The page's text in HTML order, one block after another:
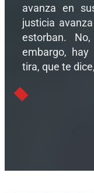
avanza en
justicia
estorban.
embargo,
tira, que te dice,